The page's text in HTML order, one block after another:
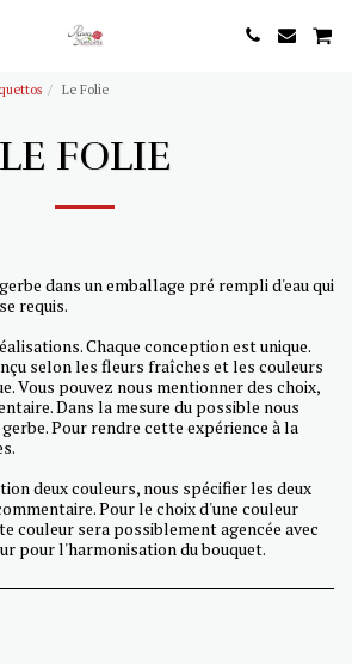
Le Folie
LE FOLIE
dans un emballage pré rempli d'eau qui
requis.
Chaque conception est unique.
selon les fleurs fraîches et les couleurs
Vous pouvez nous mentionner des choix,
Dans la mesure du possible nous
Pour rendre cette expérience à la
deux couleurs, nous spécifier les deux
Pour le choix d'une couleur
couleur sera possiblement agencée avec
pour l'harmonisation du bouquet.